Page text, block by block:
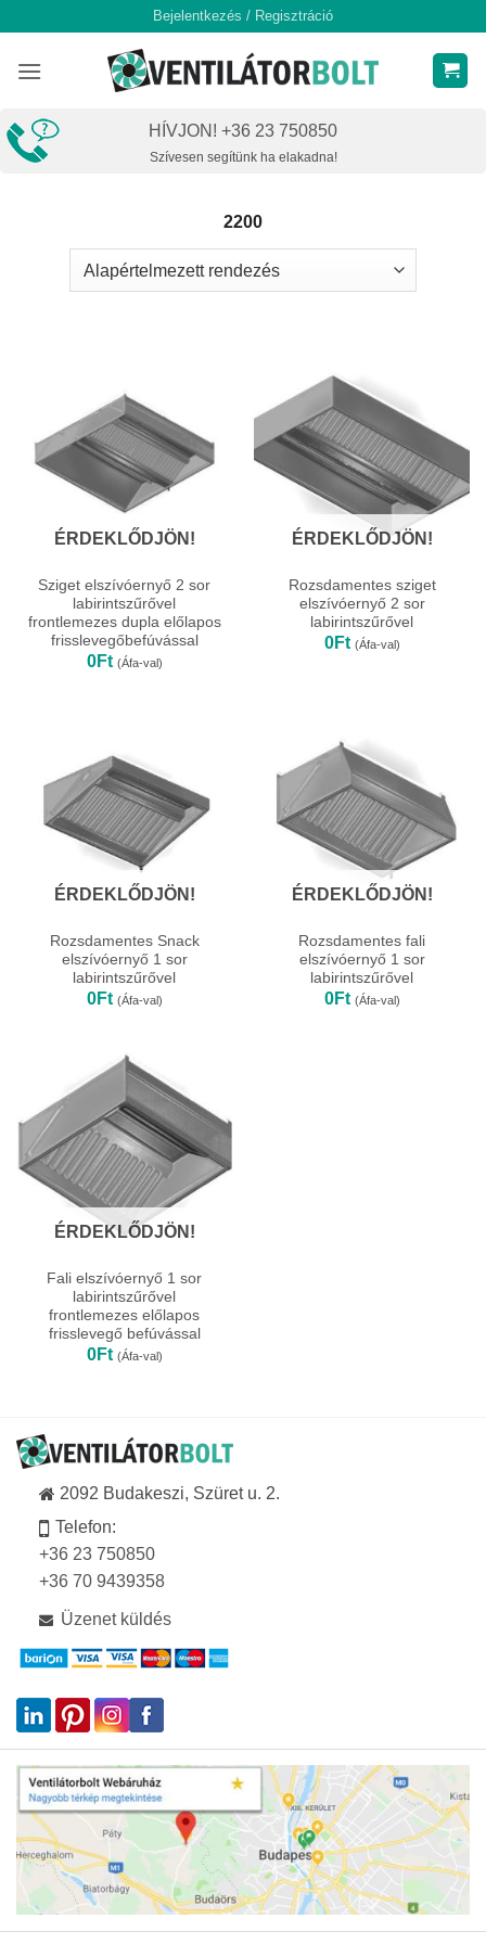
content
Bejelentkezés / Regisztráció
HÍVJON! +36 23 750850
Szívesen segítünk ha elakadna!
2200
ÉRDEKLŐDJÖN!
Sziget elszívóernyő 2 sor
labirintszűrővel
frontlemezes dupla előlapos
frisslevegőbefúvással
0Ft (Áfa-val)
ÉRDEKLŐDJÖN!
Rozsdamentes sziget
elszívóernyő 2 sor
labirintszűrővel
0Ft (Áfa-val)
ÉRDEKLŐDJÖN!
Rozsdamentes Snack
elszívóernyő 1 sor
labirintszűrővel
0Ft (Áfa-val)
ÉRDEKLŐDJÖN!
Rozsdamentes fali
elszívóernyő 1 sor
labirintszűrővel
0Ft (Áfa-val)
ÉRDEKLŐDJÖN!
Fali elszívóernyő 1 sor
labirintszűrővel
frontlemezes előlapos
frisslevegő befúvással
0Ft (Áfa-val)
2092 Budakeszi, Szüret u. 2.
Telefon:
+36 23 750850
+36 70 9439358
Üzenet küldés